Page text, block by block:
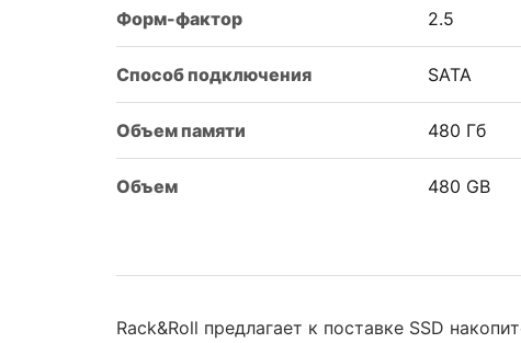
Форм-фактор 2.5
Способ подключения SATA
Объем памяти 480 Гб
Объем 480 GB
Rack&Roll предлагает к поставке SSD